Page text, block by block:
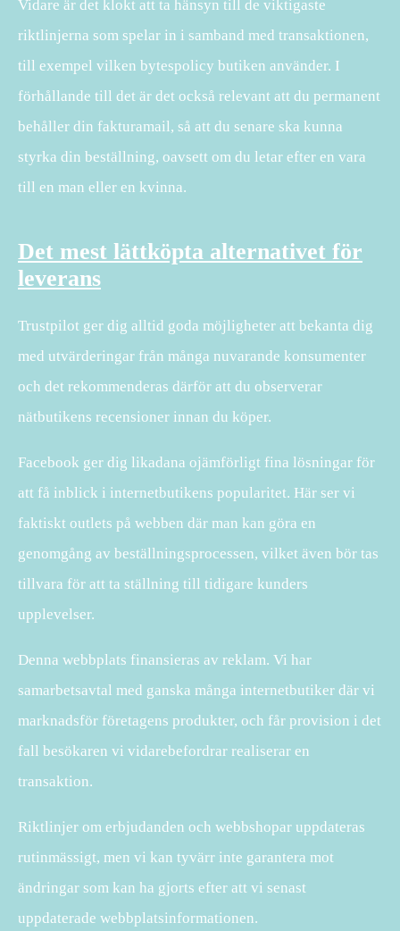
Vidare är det klokt att ta hänsyn till de viktigaste
riktlinjerna som spelar in i samband med transaktionen,
till exempel vilken bytespolicy butiken använder. I
förhållande till det är det också relevant att du permanent
behåller din fakturamail, så att du senare ska kunna
styrka din beställning, oavsett om du letar efter en vara
till en man eller en kvinna.
Det mest lättköpta alternativet för
leverans
Trustpilot ger dig alltid goda möjligheter att bekanta dig
med utvärderingar från många nuvarande konsumenter
och det rekommenderas därför att du observerar
nätbutikens recensioner innan du köper.
Facebook ger dig likadana ojämförligt fina lösningar för
att få inblick i internetbutikens popularitet. Här ser vi
faktiskt outlets på webben där man kan göra en
genomgång av beställningsprocessen, vilket även bör tas
tillvara för att ta ställning till tidigare kunders
upplevelser.
Denna webbplats finansieras av reklam. Vi har
samarbetsavtal med ganska många internetbutiker där vi
marknadsför företagens produkter, och får provision i det
fall besökaren vi vidarebefordrar realiserar en
transaktion.
Riktlinjer om erbjudanden och webbshopar uppdateras
rutinmässigt, men vi kan tyvärr inte garantera mot
ändringar som kan ha gjorts efter att vi senast
uppdaterade webbplatsinformationen.